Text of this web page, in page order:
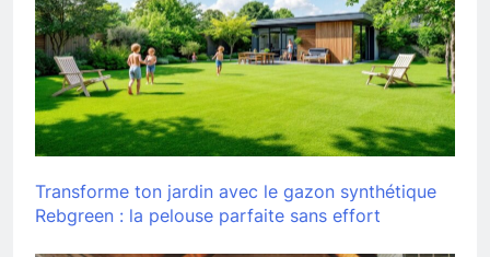
Transforme ton jardin avec le gazon synthétique
Rebgreen : la pelouse parfaite sans effort